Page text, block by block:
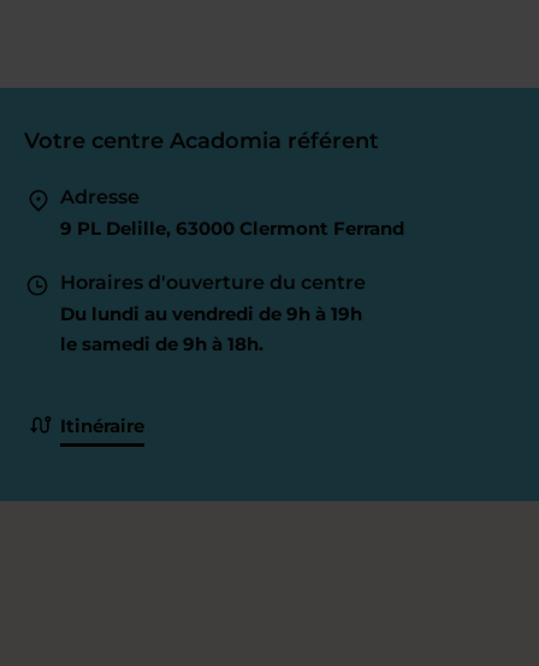
Votre centre Acadomia référent
Adresse
9 PL Delille, 63000 Clermont Ferrand
Horaires d'ouverture du centre
Du lundi au vendredi de 9h à 19h
le samedi de 9h à 18h.
Itinéraire